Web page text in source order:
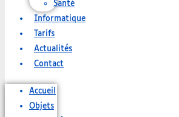
Santé
Informatique
Tarifs
Actualités
Contact
Accueil
Objets